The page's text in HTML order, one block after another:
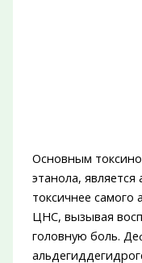
Основным
этанола,
токсичнее самого
ЦНС, вызывая
головную боль.